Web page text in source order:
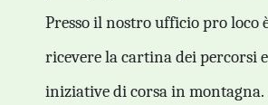
Presso il nostro ufficio pro loco
ricevere la cartina dei percorsi
iniziative di corsa in montagna.